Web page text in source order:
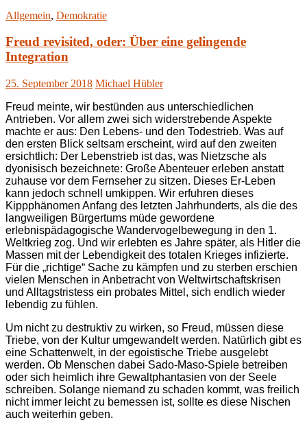
Allgemein, Demokratie
Freud revisited, oder: Über eine gelingende
Integration
25. September 2018 Michael Hübler
Freud meinte, wir bestünden aus unterschiedlichen
Antrieben. Vor allem zwei sich widerstrebende Aspekte
machte er aus: Den Lebens- und den Todestrieb. Was auf
den ersten Blick seltsam erscheint, wird auf den zweiten
ersichtlich: Der Lebenstrieb ist das, was Nietzsche als
dyonisisch bezeichnete: Große Abenteuer erleben anstatt
zuhause vor dem Fernseher zu sitzen. Dieses Er-Leben
kann jedoch schnell umkippen. Wir erfuhren dieses
Kippphänomen Anfang des letzten Jahrhunderts, als die des
langweiligen Bürgertums müde gewordene
erlebnispädagogische Wandervogelbewegung in den 1.
Weltkrieg zog. Und wir erlebten es Jahre später, als Hitler die
Massen mit der Lebendigkeit des totalen Krieges infizierte.
Für die „richtige“ Sache zu kämpfen und zu sterben erschien
vielen Menschen in Anbetracht von Weltwirtschaftskrisen
und Alltagstristess ein probates Mittel, sich endlich wieder
lebendig zu fühlen.
Um nicht zu destruktiv zu wirken, so Freud, müssen diese
Triebe, von der Kultur umgewandelt werden. Natürlich gibt es
eine Schattenwelt, in der egoistische Triebe ausgelebt
werden. Ob Menschen dabei Sado-Maso-Spiele betreiben
oder sich heimlich ihre Gewaltphantasien von der Seele
schreiben. Solange niemand zu schaden kommt, was freilich
nicht immer leicht zu bemessen ist, sollte es diese Nischen
auch weiterhin geben.